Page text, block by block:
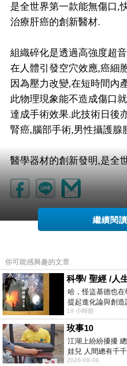
是全世界第一款能無傷口,
治療肝癌的創新醫材.
組織碎化是透過高強度超
在人體引發空穴效應,癌細
因為壓力改變,在短時間內
此物理現象能不造成傷口
達成手術效果.此技術日後
腎癌,腦部手術,男性攝護腺
醫學器材的創新發明,是全
上一篇：
(悄悄話)
2024-10-30 18:12:17
繼續閱讀
你可能感興趣的文章
科學/ 聖經 /人
哈，怪盜基德也
提起進化論與創
時間就有「 進化論
19 小時前
玫事10
江湖上紛紛擾擾
娃兒 人間總有千
山佛山泰華衡恆嵩
2026-08-06